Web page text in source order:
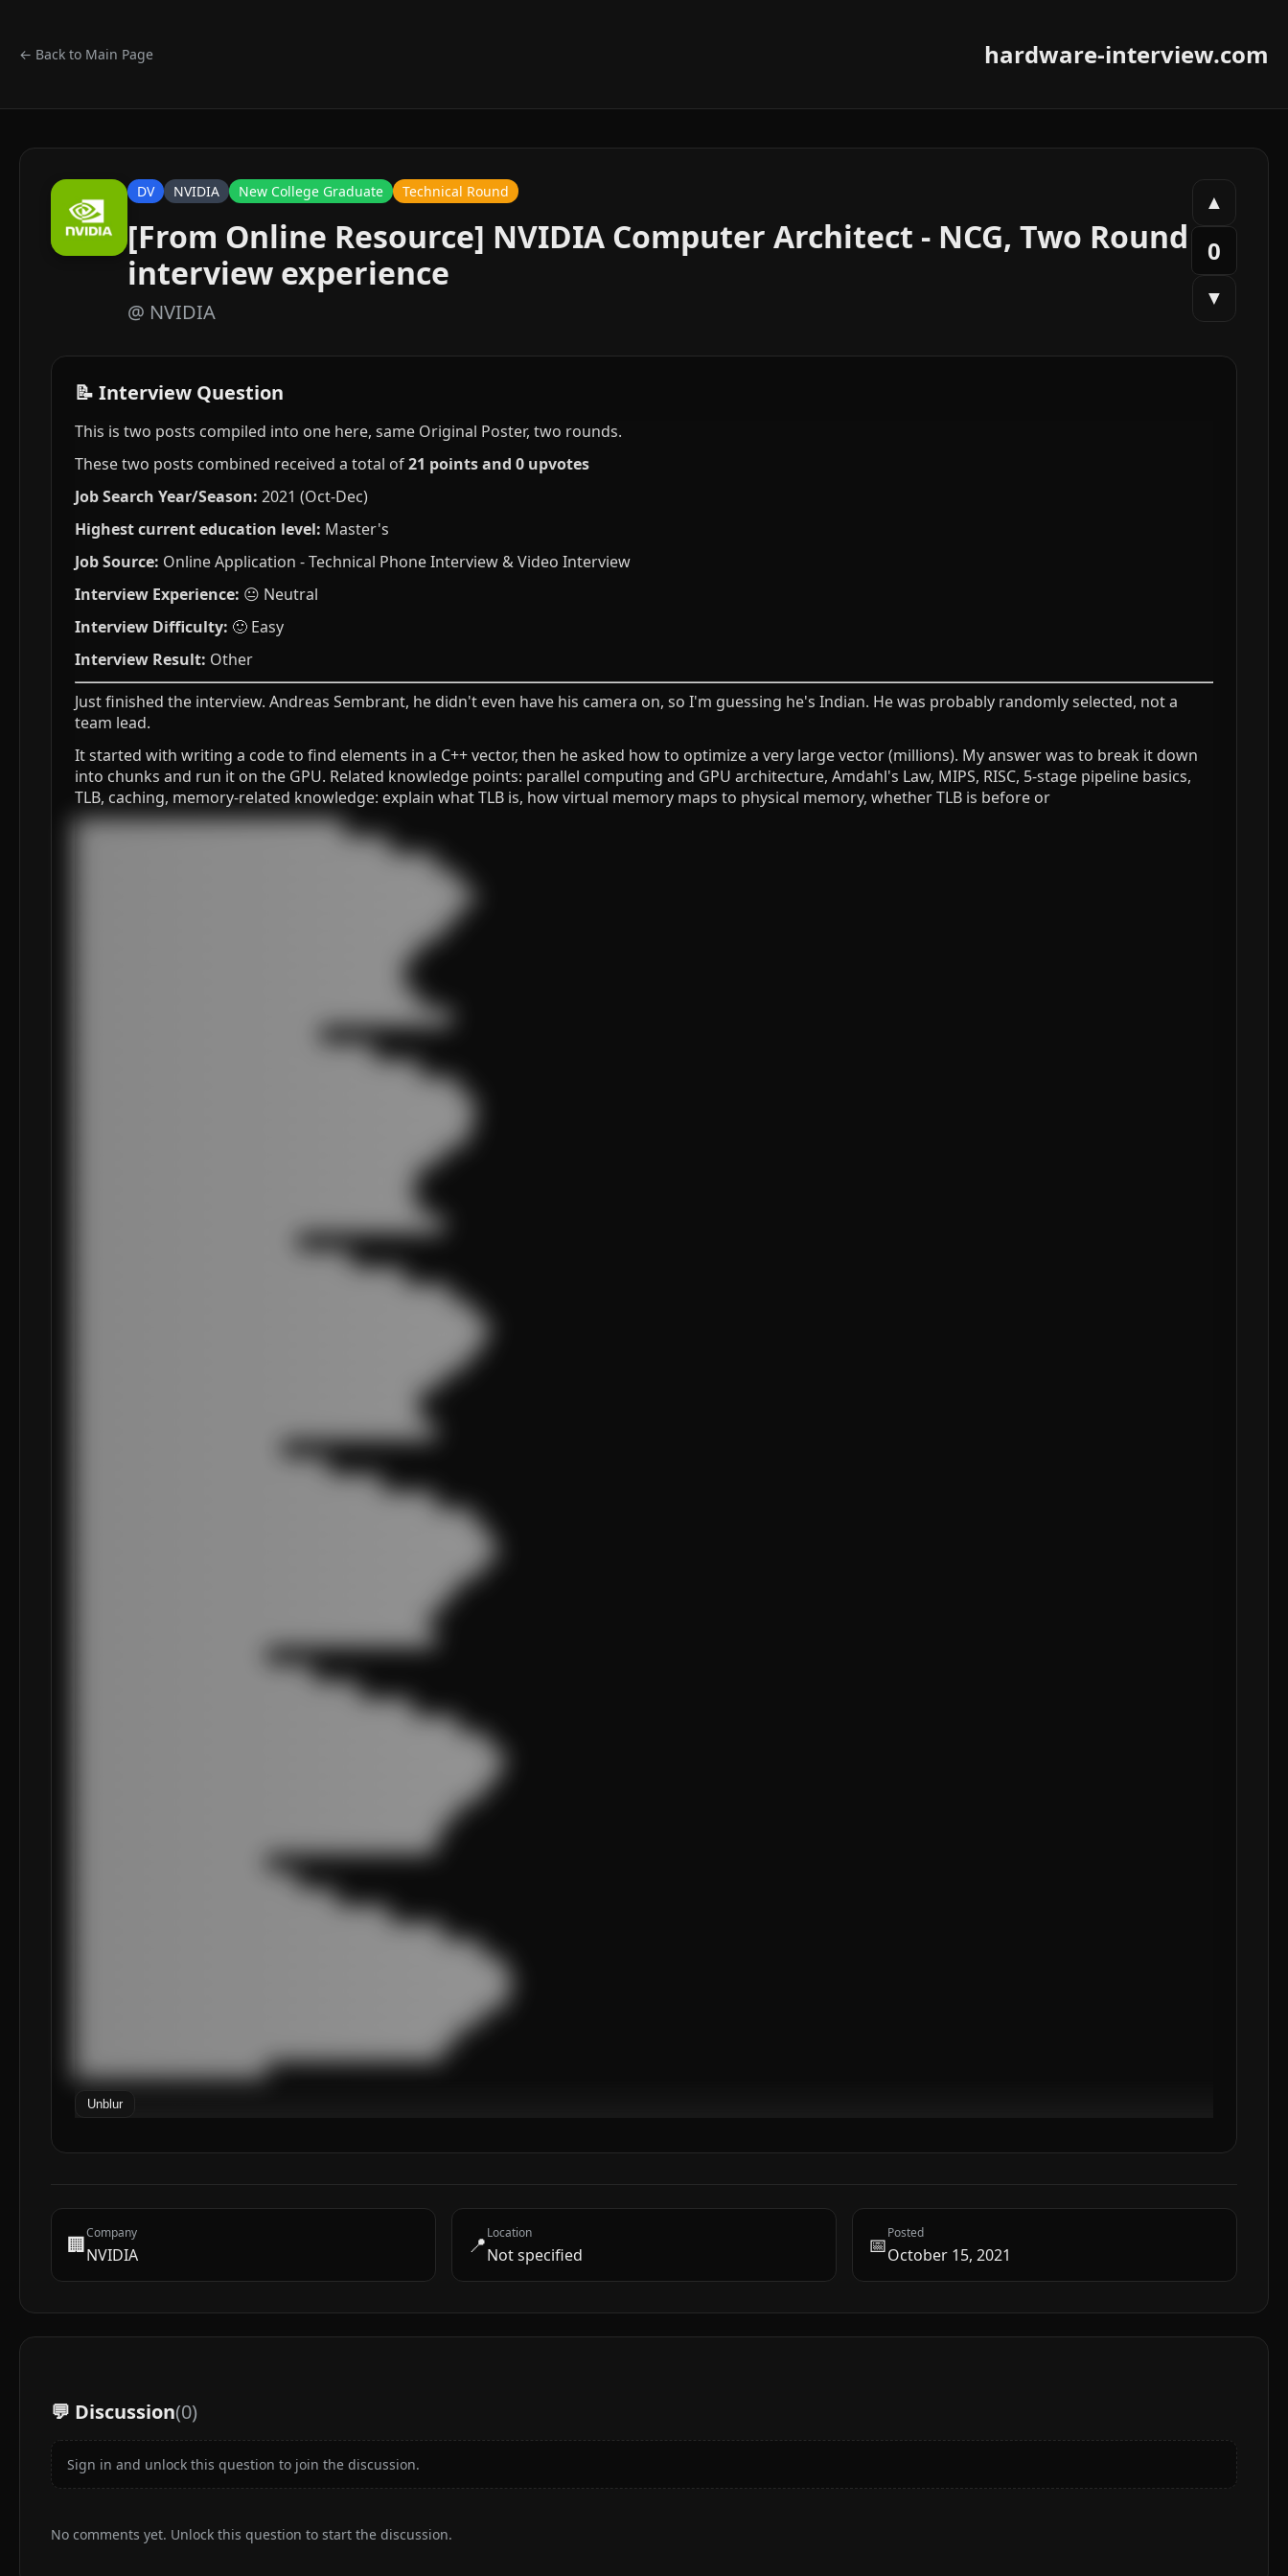
← Back to Main Page hardware-interview.com
DV NVIDIA New College Graduate Technical Round
[From Online Resource] NVIDIA Computer Architect - NCG, Two Round
interview experience
@ NVIDIA
▲
0
▼
📝 Interview Question
This is two posts compiled into one here, same Original Poster, two rounds.
These two posts combined received a total of21 points and 0 upvotes
Job Search Year/Season: 2021 (Oct-Dec)
Highest current education level: Master's
Job Source: Online Application - Technical Phone Interview & Video Interview
Interview Experience: 😐 Neutral
Interview Difficulty: 🙂 Easy
Interview Result: Other
Just finished the interview. Andreas Sembrant, he didn't even have his camera on, so I'm guessing he's Indian. He was probably randomly selected, not a
team lead.
It started with writing a code to find elements in a C++ vector, then he asked how to optimize a very large vector (millions). My answer was to break it down
into chunks and run it on the GPU. Related knowledge points: parallel computing and GPU architecture, Amdahl's Law, MIPS, RISC, 5-stage pipeline basics,
TLB, caching, memory-related knowledge: explain what TLB is, how virtual memory maps to physical memory, whether TLB is before or
███████████████████████████████████
█████████████████████████████████████████
███████████████████████████████████████████████
██████████████████████████████████████████████████
██████████████████████████████████████████████████
████████████████████████████████████████████████
█████████████████████████████████████████████
█████████████████████████████████████████████
█████████████████████████████████████████████████
███████████████████████████████████████
█████████████████████████████████████████████
██████████████████████████████████████████████████
███████████████████████████████████████████████████
████████████████████████████████████████████████
████████████████████████████████████████████████
████████████████████████████████████
███████████████████████████████████████████
█████████████████████████████████████████████████
████████████████████████████████████████████████████
███████████████████████████████████████████████████
████████████████████████████████████████████████
███████████████████████████████████████████████
█████████████████████████████████
████████████████████████████████████████
███████████████████████████████████████████████
████████████████████████████████████████████████████
█████████████████████████████████████████████████████
██████████████████████████████████████████████████
████████████████████████████████████████████████
███████████████████████████████████████████████
███████████████████████████████
█████████████████████████████████████
████████████████████████████████████████████
██████████████████████████████████████████████████
██████████████████████████████████████████████████████
█████████████████████████████████████████████████████
██████████████████████████████████████████████████
███████████████████████████████████████████████
█████████████████████████████
██████████████████████████████████
█████████████████████████████████████████
████████████████████████████████████████████████
█████████████████████████████████████████████████████
████████████████████████████████████████████████████████
████████████████████████████████████████████████████████
█████████████████████████████████████████████████████
██████████████████████████████████████████████████
████████████████████████████████████████████████
█████████████████████████
Unblur
🏢Company
NVIDIA 📍Location
Not specified 📅Posted
October 15, 2021
💬 Discussion(0)
Sign in and unlock this question to join the discussion.
No comments yet. Unlock this question to start the discussion.